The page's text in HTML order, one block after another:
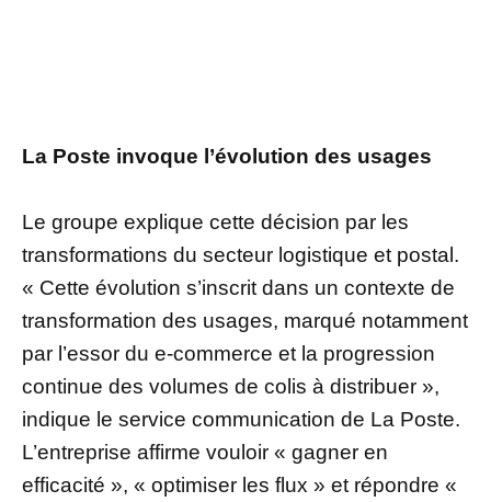
La Poste invoque l’évolution des usages
Le groupe explique cette décision par les
transformations du secteur logistique et postal.
« Cette évolution s’inscrit dans un contexte de
transformation des usages, marqué notamment
par l’essor du e-commerce et la progression
continue des volumes de colis à distribuer »,
indique le service communication de La Poste.
L’entreprise affirme vouloir « gagner en
efficacité », « optimiser les flux » et répondre «